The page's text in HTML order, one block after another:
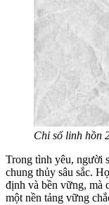
Chỉ số linh hồn
Trong tình yêu, người
chung thủy sâu sắc.
định và bền vững, mà
một nền tảng vững